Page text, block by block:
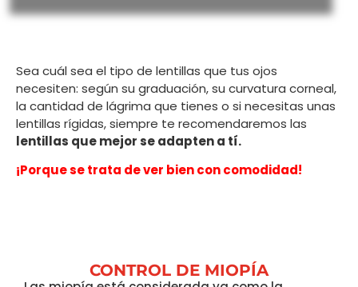
Sea cuál sea el tipo de lentillas que tus ojos
necesiten: según su graduación, su curvatura corneal,
la cantidad de lágrima que tienes o si necesitas unas
lentillas rígidas, siempre te recomendaremos las
lentillas que mejor se adapten a tí.
¡Porque se trata de ver bien con comodidad!
CONTROL DE MIOPÍA